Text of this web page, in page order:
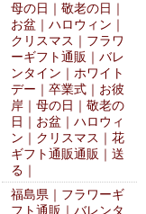
母の日｜敬老の日｜
お盆｜ハロウィン｜
クリスマス｜フラワ
ーギフト通販｜バレ
ンタイン｜ホワイト
デー｜卒業式｜お彼
岸｜母の日｜敬老の
日｜お盆｜ハロウィ
ン｜クリスマス｜花
ギフト通販通販｜送
る｜
福島県｜フラワーギ
フト通販｜バレンタ